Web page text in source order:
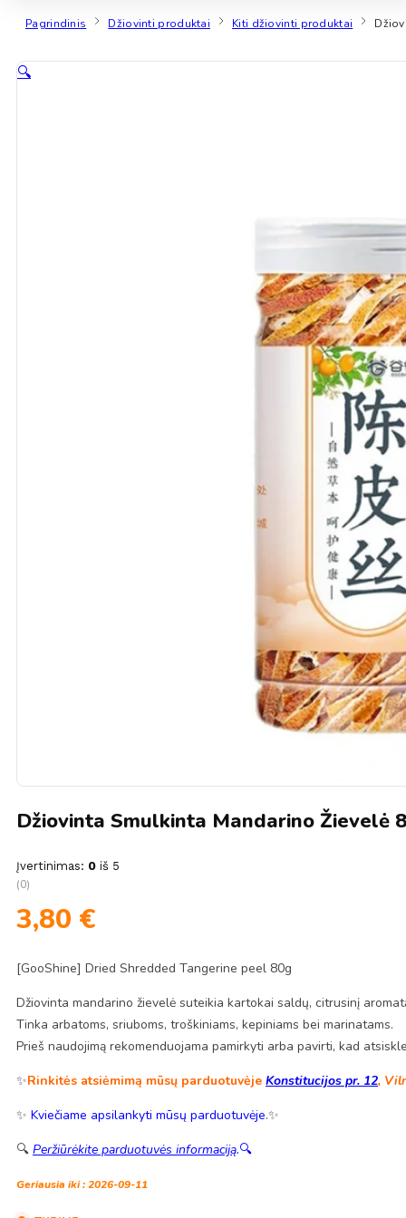
Pagrindinis Džiovinti produktai Kiti džiovinti produktai
🔍
Džiovinta Smulkinta Mandarino Žievelė
Įvertinimas: 0 iš 5
(0)
3,80 €
[GooShine] Dried Shredded Tangerine peel 80g
Džiovinta mandarino žievelė suteikia kartokai saldų, citrusinį
Tinka arbatoms, sriuboms, troškiniams, kepiniams bei marinatams.
Prieš naudojimą rekomenduojama pamirkyti arba pavirti, kad
✨Rinkitės atsiėmimą mūsų parduotuvėje Konstitucijos pr. 12,
✨ Kviečiame apsilankyti mūsų parduotuvėje.✨
🔍 Peržiūrėkite parduotuvės informaciją.🔍
Geriausia iki : 2026-09-11